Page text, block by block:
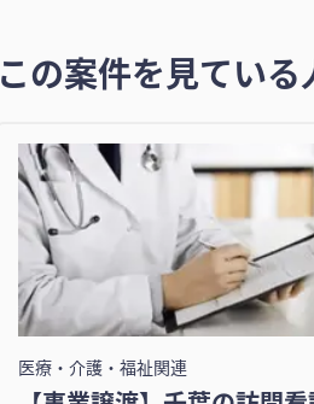
この案件を見てい
医療・介護・福祉関連